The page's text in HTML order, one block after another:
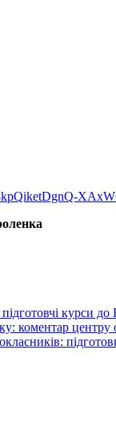
підготовчі курси
коментар центру